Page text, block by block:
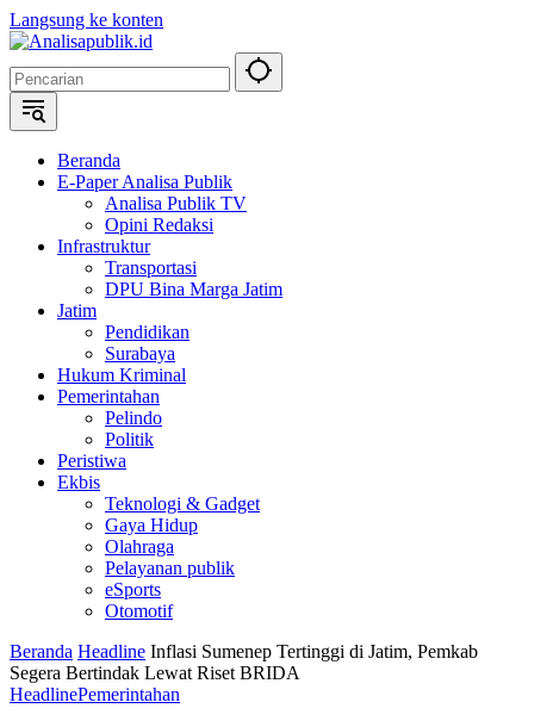
Langsung ke konten
Beranda
E-Paper Analisa Publik
Analisa Publik TV
Opini Redaksi
Infrastruktur
Transportasi
DPU Bina Marga Jatim
Jatim
Pendidikan
Surabaya
Hukum Kriminal
Pemerintahan
Pelindo
Politik
Peristiwa
Ekbis
Teknologi & Gadget
Gaya Hidup
Olahraga
Pelayanan publik
eSports
Otomotif
Beranda Headline Inflasi Sumenep Tertinggi di Jatim, Pemkab
Segera Bertindak Lewat Riset BRIDA
HeadlinePemerintahan